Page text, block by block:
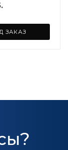
ЗАКАЗ